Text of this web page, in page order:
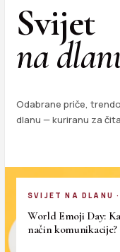
Svijet
na
Odabrane priče,
dlanu — kuriranu za
SVIJET NA DLANU
World Emoji Day:
način komunikacije?